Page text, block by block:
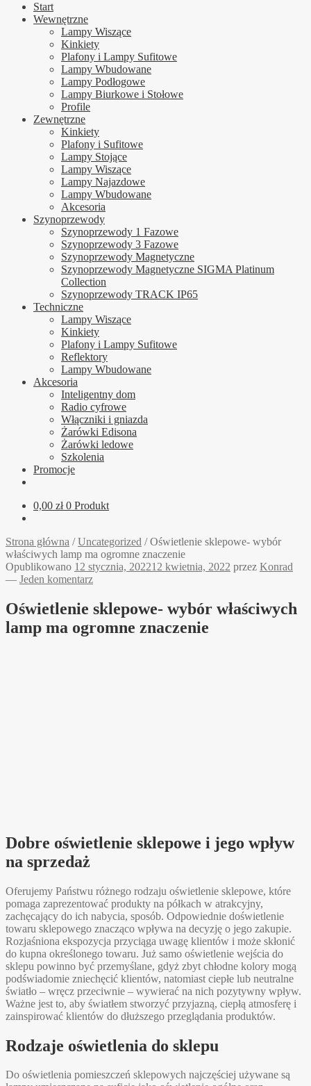
Start
Wewnętrzne
Lampy Wiszące
Kinkiety
Plafony i Lampy Sufitowe
Lampy Wbudowane
Lampy Podłogowe
Lampy Biurkowe i Stołowe
Profile
Zewnętrzne
Kinkiety
Plafony i Sufitowe
Lampy Stojące
Lampy Wiszące
Lampy Najazdowe
Lampy Wbudowane
Akcesoria
Szynoprzewody
Szynoprzewody 1 Fazowe
Szynoprzewody 3 Fazowe
Szynoprzewody Magnetyczne
Szynoprzewody Magnetyczne SIGMA Platinum
Collection
Szynoprzewody TRACK IP65
Techniczne
Lampy Wiszące
Kinkiety
Plafony i Lampy Sufitowe
Reflektory
Lampy Wbudowane
Akcesoria
Inteligentny dom
Radio cyfrowe
Włączniki i gniazda
Żarówki Edisona
Żarówki ledowe
Szkolenia
Promocje
0,00 zł 0 Produkt
Strona główna /Uncategorized /Oświetlenie sklepowe- wybór
właściwych lamp ma ogromne znaczenie
Opublikowano 12 stycznia, 202212 kwietnia, 2022 przez Konrad
— Jeden komentarz
Oświetlenie sklepowe- wybór właściwych
lamp ma ogromne znaczenie
Dobre oświetlenie sklepowe i jego wpływ
na sprzedaż
Oferujemy Państwu różnego rodzaju oświetlenie sklepowe, które
pomaga zaprezentować produkty na półkach w atrakcyjny,
zachęcający do ich nabycia, sposób. Odpowiednie doświetlenie
towaru sklepowego znacząco wpływa na decyzję o jego zakupie.
Rozjaśniona ekspozycja przyciąga uwagę klientów i może skłonić
do kupna określonego towaru. Już samo oświetlenie wejścia do
sklepu powinno być przemyślane, gdyż zbyt chłodne kolory mogą
podświadomie zniechęcić klientów, natomiast ciepłe lub neutralne
światło – wręcz przeciwnie – wywierać na nich pozytywny wpływ.
Ważne jest to, aby światłem stworzyć przyjazną, ciepłą atmosferę i
zainspirować klientów do dłuższego przeglądania produktów.
Rodzaje oświetlenia do sklepu
Do oświetlenia pomieszczeń sklepowych najczęściej używane są